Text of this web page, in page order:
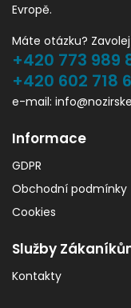
Evropě.
Máte otázku?
+420 773 989
+420 602 718
e-mail:
Informace
GDPR
Obchodní podmínky
Cookies
Služby
Kontakty